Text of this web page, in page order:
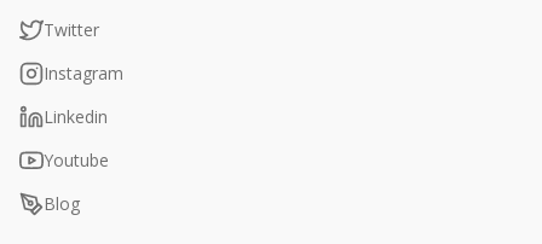
Twitter
Instagram
Linkedin
Youtube
Blog